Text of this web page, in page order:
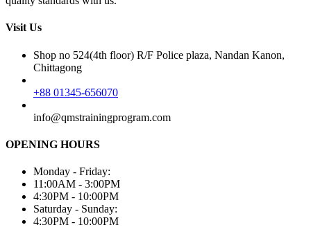
Visit Us
Shop no 524(4th floor) R/F Police plaza, Nandan Kanon,
Chittagong
+88 01345-656070
info@qmstrainingprogram.com
OPENING HOURS
Monday - Friday:
11:00AM - 3:00PM
4:30PM - 10:00PM
Saturday - Sunday:
4:30PM - 10:00PM